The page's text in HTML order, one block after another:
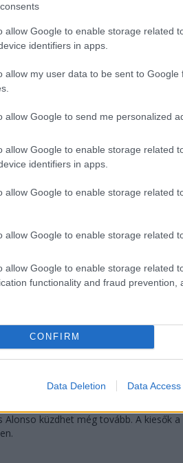
allow Google to enable storage related
identifiers in apps.
allow my user data to be sent to Google
allow Google to send me personalized
allow Google to enable storage related
identifiers in apps.
allow Google to enable storage related
allow Google to enable storage related
allow Google to enable storage related
functionality and fraud prevention,
CONFIRM
Data Deletion Data Access
a Ferrari, a Mercedes és a Red Bull
már mindkét fronton eldőlt, ettől
is van tétje a dolognak holnap
elrontotta az elsőt, így nem javít és
nem kell aggódnia. Rajta kívül
küzdhet még tovább. A kiesők a